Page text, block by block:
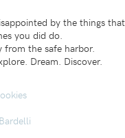
by the things that
you did do.
from the safe harbor.
Dream. Discover.